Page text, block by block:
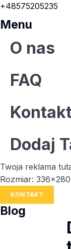
+48575205235
Menu
O nas
FAQ
Dodaj
Twoja reklama
Rozmiar:
KONTAKT
Blog